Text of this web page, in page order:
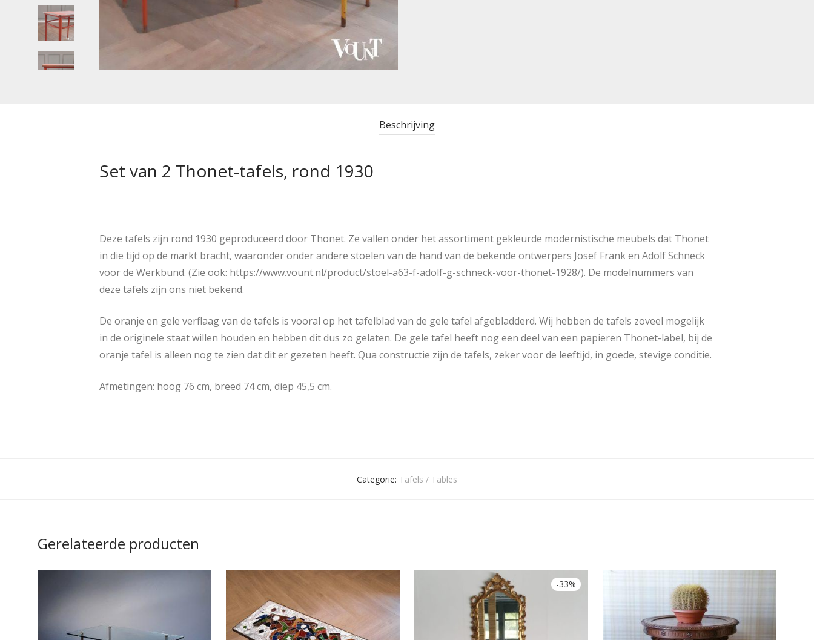
Beschrijving
Set van 2 Thonet-tafels, rond 1930
Deze tafels zijn rond 1930 geproduceerd door Thonet. Ze vallen onder het assortiment gekleurde modernistische meubels dat Thonet
in die tijd op de markt bracht, waaronder onder andere stoelen van de hand van de bekende ontwerpers Josef Frank en Adolf Schneck
voor de Werkbund. (Zie ook: https://www.vount.nl/product/stoel-a63-f-adolf-g-schneck-voor-thonet-1928/). De modelnummers van
deze tafels zijn ons niet bekend.
De oranje en gele verflaag van de tafels is vooral op het tafelblad van de gele tafel afgebladderd. Wij hebben de tafels zoveel mogelijk
in de originele staat willen houden en hebben dit dus zo gelaten. De gele tafel heeft nog een deel van een papieren Thonet-label, bij de
oranje tafel is alleen nog te zien dat dit er gezeten heeft. Qua constructie zijn de tafels, zeker voor de leeftijd, in goede, stevige conditie.
Afmetingen: hoog 76 cm, breed 74 cm, diep 45,5 cm.
Categorie: Tafels / Tables
Gerelateerde producten
-33%